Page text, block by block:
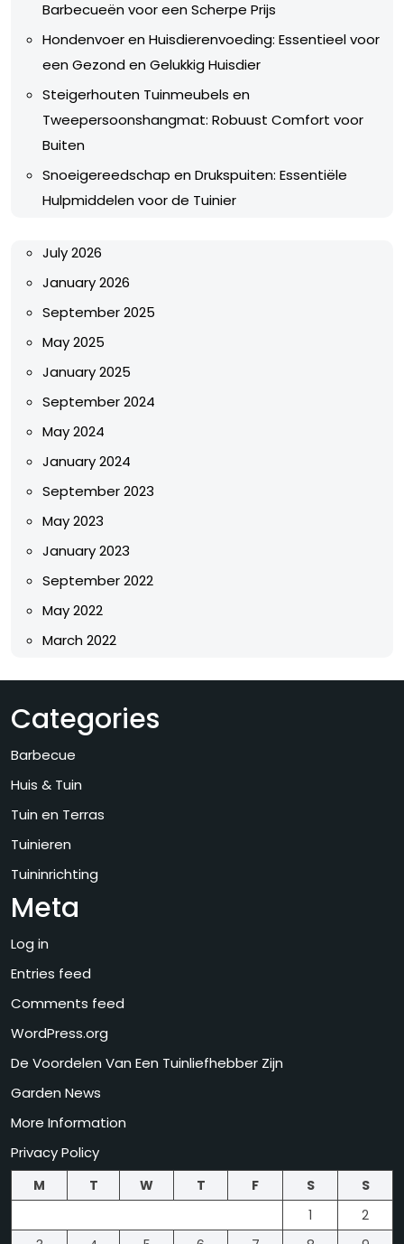
Barbecueën voor een Scherpe Prijs
Hondenvoer en Huisdierenvoeding: Essentieel voor
een Gezond en Gelukkig Huisdier
Steigerhouten Tuinmeubels en
Tweepersoonshangmat: Robuust Comfort voor
Buiten
Snoeigereedschap en Drukspuiten: Essentiële
Hulpmiddelen voor de Tuinier
July 2026
January 2026
September 2025
May 2025
January 2025
September 2024
May 2024
January 2024
September 2023
May 2023
January 2023
September 2022
May 2022
March 2022
Categories
Barbecue
Huis & Tuin
Tuin en Terras
Tuinieren
Tuininrichting
Meta
Log in
Entries feed
Comments feed
WordPress.org
De Voordelen Van Een Tuinliefhebber Zijn
Garden News
More Information
Privacy Policy
M T W T F S
S
1
2